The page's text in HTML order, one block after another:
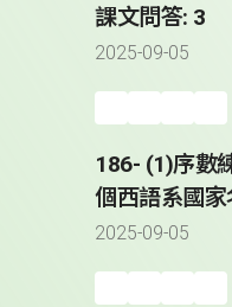
課文問答: 3
2025-09-05
186- (1)序數
個西語系國
de patatas
2025-09-05